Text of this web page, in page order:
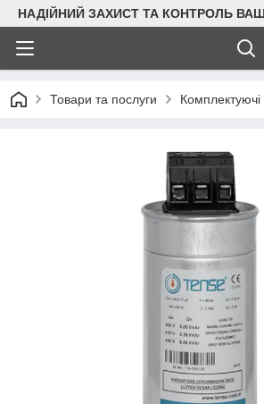
НАДІЙНИЙ ЗАХИСТ ТА КОНТРОЛЬ
Товари та послуги Комплектуючі